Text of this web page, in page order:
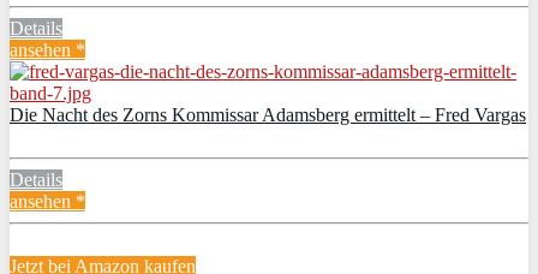
Details
ansehen *
Die Nacht des Zorns Kommissar Adamsberg ermittelt – Fred Vargas
Details
ansehen *
Jetzt bei Amazon kaufen